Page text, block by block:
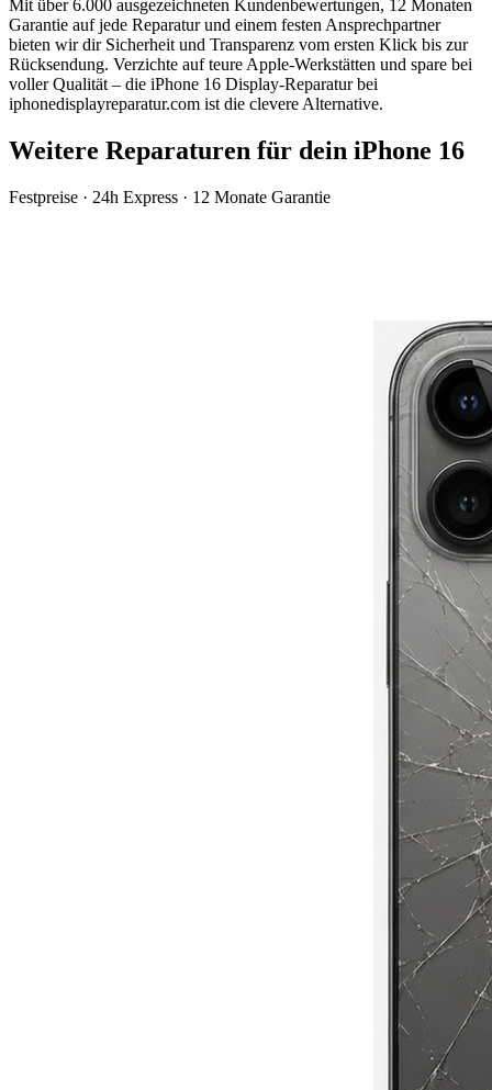
Mit über 6.000 ausgezeichneten Kundenbewertungen, 12 Monaten
Garantie auf jede Reparatur und einem festen Ansprechpartner
bieten wir dir Sicherheit und Transparenz vom ersten Klick bis zur
Rücksendung. Verzichte auf teure Apple-Werkstätten und spare bei
voller Qualität – die iPhone 16 Display-Reparaturbei
iphonedisplayreparatur.com ist die clevere Alternative.
Weitere Reparaturen für dein iPhone 16
Festpreise · 24h Express · 12 Monate Garantie